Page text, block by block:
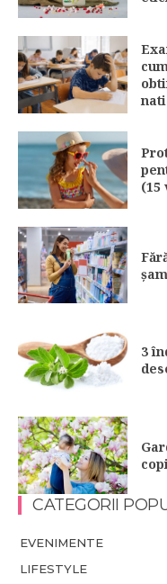
(15
3
CATEGORII
EVENIMENTE
LIFESTYLE